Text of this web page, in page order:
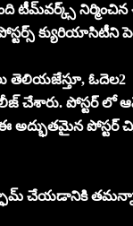
టీమ్‌వర్క్స్
క్యురియాసిటీని
తెలియజేస్తూ,
చేశారు. పోస్టర్ లో ఆమె
ఈ అద్భుతమైన పోస్టర్
ని పెర్ఫామ్ చేయడానికి